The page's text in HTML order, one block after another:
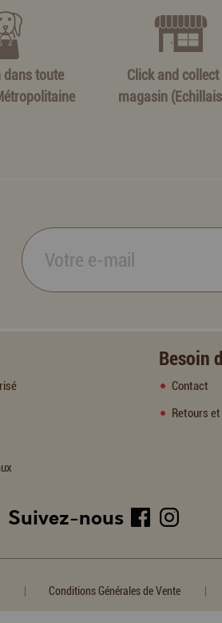
dans toute
Click and collect
magasin
Besoin
Contact
Retours et
Suivez-nous
| Conditions Générales de Vente |